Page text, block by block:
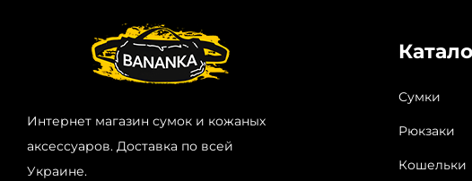
Интернет магазин сумок и кожаных
аксессуаров. Доставка по всей
Украине.
Сумки
Рюкзаки
Кошельки